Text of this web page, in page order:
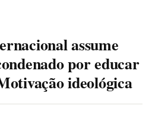
assume
por educar
ideológica